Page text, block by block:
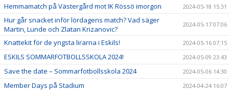
Hemmamatch på Västergård mot IK Rössö imorgon 2024-05-18 15:31
Hur går snacket inför lördagens match? Vad säger
Martin, Lunde och Zlatan Krizanovic?
2024-05-17 07:06
Knattekit för de yngsta lirarna i Eskils! 2024-05-16 07:15
ESKILS SOMMARFOTBOLLSSKOLA 2024! 2024-05-09 23:43
Save the date – Sommarfotbollsskola 2024 2024-05-06 14:30
Member Days på Stadium 2024-04-24 16:07